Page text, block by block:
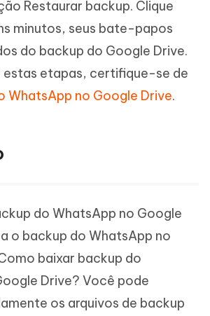
Restaurar backup. Clique
minutos, seus bate-papos
do backup do Google Drive.
estas etapas, certifique-se de
WhatsApp no Google Drive.
do WhatsApp no Google
o backup do WhatsApp no
baixar backup do
Drive? Você pode
os arquivos de backup